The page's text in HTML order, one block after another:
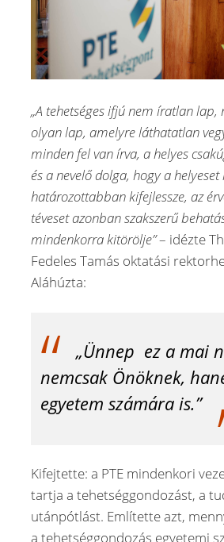
„A tehetséges ifjú nem íratlan
olyan lap, amelyre láthatatlan
minden fel van írva, a helyes
és a nevelő dolga, hogy a
határozottabban kifejlessze, az
téveset azonban szakszerű
mindenkorra kitörölje”– idézte
Fedeles Tamás oktatási
Aláhúzta:
„Ünnep ez a mai
nemcsak Önöknek,
egyetem számára is.”
Kifejtette: a PTE mindenkori
tartja a tehetséggondozást, a
utánpótlást. Említette azt,
a tehetséggondozás egyetemi